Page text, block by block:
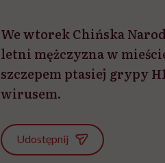
We wtorek Chińska
letni mężczyzna w
szczepem ptasiej grypy
wirusem.
Udostępnij